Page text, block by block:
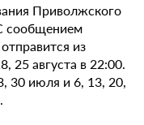
Приволжского
из
25 августа в 22:00.
30 июля и 6, 13, 20,